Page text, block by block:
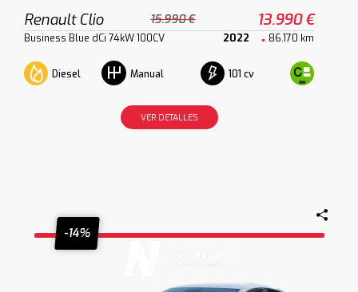
Renault Clio 15.990 € 13.990 €
Business Blue dCi 74kW 100CV 2022 86.170 km
Diesel Manual 101 cv
VER DETALLES
-14%